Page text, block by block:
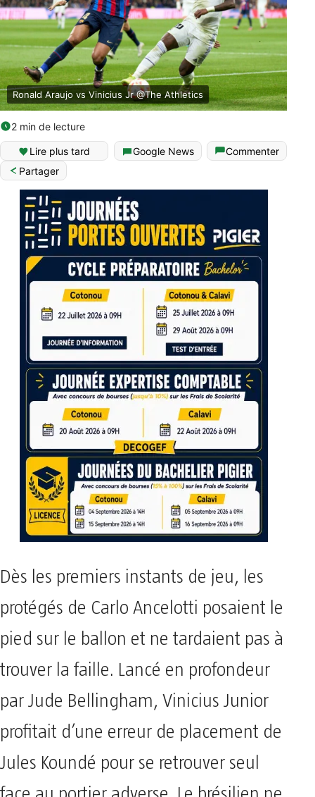
Ronald Araujo vs Vinicius Jr @The Athletics
2 min de lecture
Lire plus tard Google News
Commenter
Partager
Dès les premiers instants de jeu, les
protégés de Carlo Ancelotti posaient le
pied sur le ballon et ne tardaient pas à
trouver la faille. Lancé en profondeur
par Jude Bellingham, Vinicius Junior
profitait d’une erreur de placement de
Jules Koundé pour se retrouver seul